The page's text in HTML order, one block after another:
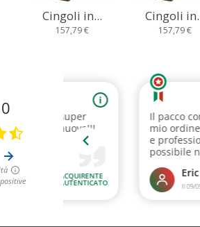
Cingoli in...
157,79 €
Cingoli
158,05 €